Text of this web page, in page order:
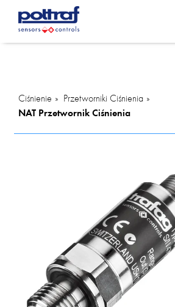
Ciśnienie
Przetworniki Ciśnienia
NAT Przetwornik Ciśnienia